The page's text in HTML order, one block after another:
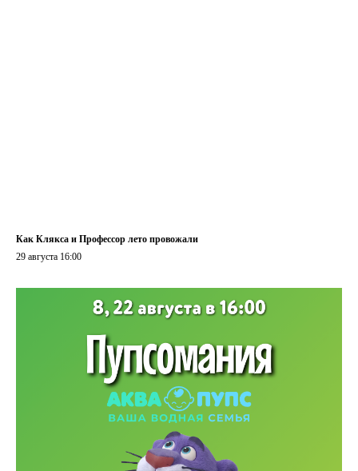
Как Клякса и Профессор лето провожали
29 августа 16:00